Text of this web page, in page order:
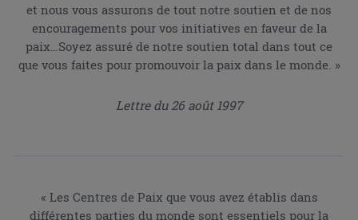
et nous vous assurons de tout notre soutien et de nos
encouragements pour vos initiatives en faveur de la
paix…Soyez assuré de notre soutien total dans tout ce
que vous faites pour promouvoir la paix dans le monde. »
Lettre du 26 août 1997
« Les Centres de Paix que vous avez établis dans
différentes parties du monde sont essentiels pour la